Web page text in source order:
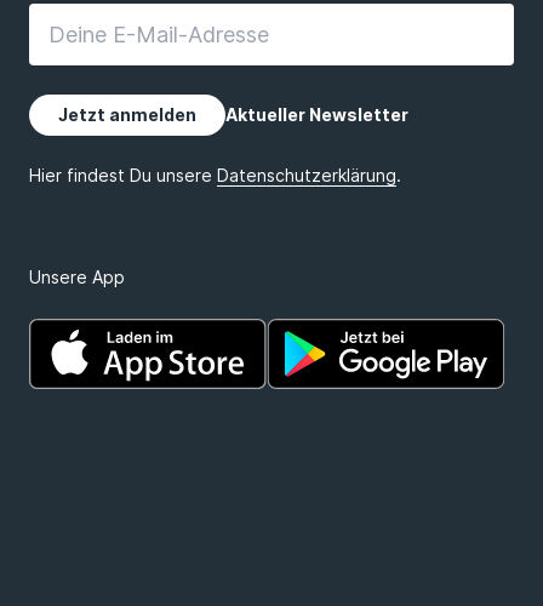
Unsere App